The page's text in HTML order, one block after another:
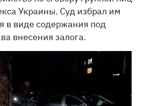
Украины. Суд избрал им
в виде содержания под
внесения залога.